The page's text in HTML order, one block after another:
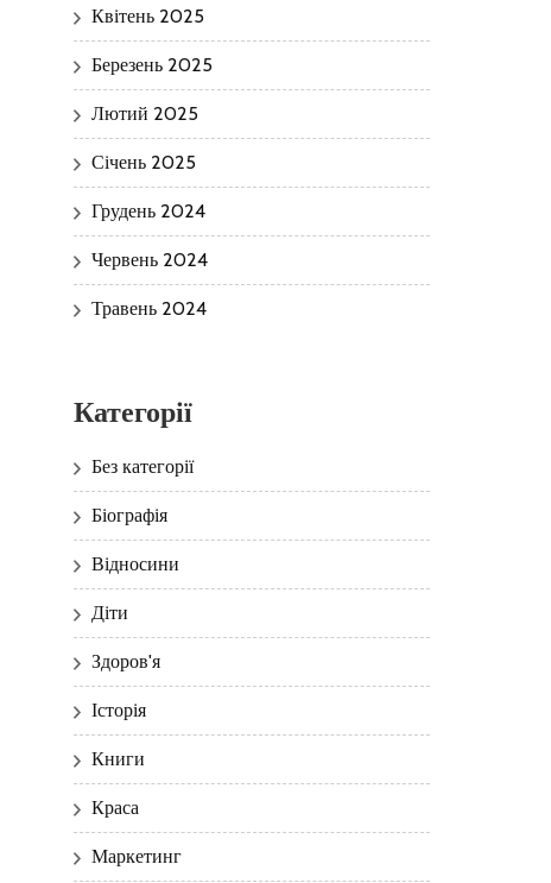
Квітень 2025
Березень 2025
Лютий 2025
Січень 2025
Грудень 2024
Червень 2024
Травень 2024
Категорії
Без категорії
Біографія
Відносини
Діти
Здоров'я
Історія
Книги
Краса
Маркетинг